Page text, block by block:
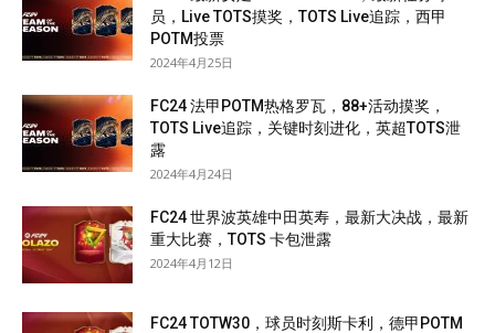
员，Live TOTS摸奖，TOTS Live追踪，西甲
POTM投票
2024年4月25日
FC24 法甲POTM热格罗瓦，88+活动摸奖，
TOTS Live追踪，关键时刻进化，英超TOTS泄
露
2024年4月24日
FC24 世界波英雄中田英寿，最新大决战，最新
重大比赛，TOTS 卡包泄露
2024年4月12日
FC24 TOTW30，球员时刻斯卡利，德甲POTM